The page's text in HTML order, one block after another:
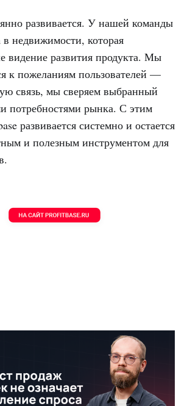
развивается. У нашей команды
в недвижимости, которая
видение развития продукта. Мы
к пожеланиям пользователей —
связь, мы сверяем выбранный
потребностями рынка. С этим
развивается системно и остается
и полезным инструментом для